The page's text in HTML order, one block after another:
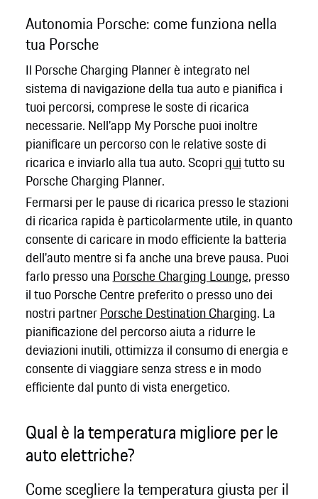
Autonomia Porsche: come funziona nella
tua Porsche
Il Porsche Charging Planner è integrato nel
sistema di navigazione della tua auto e pianifica i
tuoi percorsi, comprese le soste di ricarica
necessarie. Nell'app My Porsche puoi inoltre
pianificare un percorso con le relative soste di
ricarica e inviarlo alla tua auto. Scopriquitutto su
Porsche Charging Planner.
Fermarsi per le pause di ricarica presso le stazioni
di ricarica rapida è particolarmente utile, in quanto
consente di caricare in modo efficiente la batteria
dell'auto mentre si fa anche una breve pausa. Puoi
farlo presso una Porsche Charging Lounge, presso
il tuo Porsche Centre preferito o presso uno dei
nostri partnerPorsche Destination Charging. La
pianificazione del percorso aiuta a ridurre le
deviazioni inutili, ottimizza il consumo di energia e
consente di viaggiare senza stress e in modo
efficiente dal punto di vista energetico.
Qual è la temperatura migliore per le
auto elettriche?
Come scegliere la temperatura giusta per il